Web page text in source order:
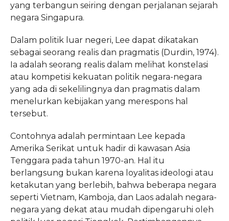
yang terbangun seiring dengan perjalanan sejarah
negara Singapura.
Dalam politik luar negeri, Lee dapat dikatakan
sebagai seorang realis dan pragmatis (Durdin, 1974).
Ia adalah seorang realis dalam melihat konstelasi
atau kompetisi kekuatan politik negara-negara
yang ada di sekelilingnya dan pragmatis dalam
menelurkan kebijakan yang merespons hal
tersebut.
Contohnya adalah permintaan Lee kepada
Amerika Serikat untuk hadir di kawasan Asia
Tenggara pada tahun 1970-an. Hal itu
berlangsung bukan karena loyalitas ideologi atau
ketakutan yang berlebih, bahwa beberapa negara
seperti Vietnam, Kamboja, dan Laos adalah negara-
negara yang dekat atau mudah dipengaruhi oleh